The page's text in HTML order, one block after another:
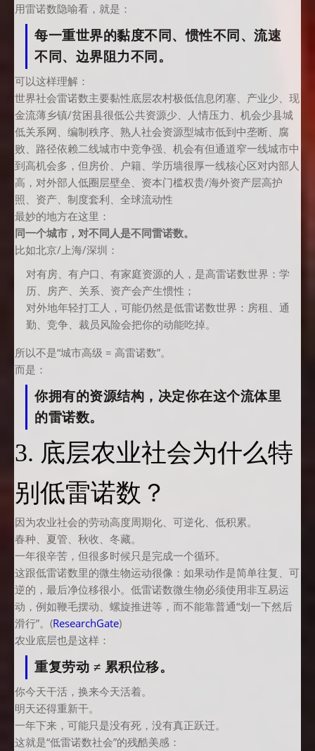
用雷诺数隐喻看，就是：
每一重世界的黏度不同、惯性不同、流速
不同、边界阻力不同。
可以这样理解：
世界社会雷诺数主要黏性底层农村极低信息闭塞、产业少、现
金流薄乡镇/贫困县很低公共资源少、人情压力、机会少县城
低关系网、编制秩序、熟人社会资源型城市低到中垄断、腐
败、路径依赖二线城市中竞争强、机会有但通道窄一线城市中
到高机会多，但房价、户籍、学历墙很厚一线核心区对内部人
高，对外部人低圈层壁垒、资本门槛权贵/海外资产层高护
照、资产、制度套利、全球流动性
最妙的地方在这里：
同一个城市，对不同人是不同雷诺数。
比如北京/上海/深圳：
对有房、有户口、有家庭资源的人，是高雷诺数世界：学
历、房产、关系、资产会产生惯性；
对外地年轻打工人，可能仍然是低雷诺数世界：房租、通
勤、竞争、裁员风险会把你的动能吃掉。
所以不是“城市高级 = 高雷诺数”。
而是：
你拥有的资源结构，决定你在这个流体里
的雷诺数。
3. 底层农业社会为什么特
别低雷诺数？
因为农业社会的劳动高度周期化、可逆化、低积累。
春种、夏管、秋收、冬藏。
一年很辛苦，但很多时候只是完成一个循环。
这跟低雷诺数里的微生物运动很像：如果动作是简单往复、可
逆的，最后净位移很小。低雷诺数微生物必须使用非互易运
动，例如鞭毛摆动、螺旋推进等，而不能靠普通“划一下然后
滑行”。(ResearchGate)
农业底层也是这样：
重复劳动 ≠ 累积位移。
你今天干活，换来今天活着。
明天还得重新干。
一年下来，可能只是没有死，没有真正跃迁。
这就是“低雷诺数社会”的残酷美感：